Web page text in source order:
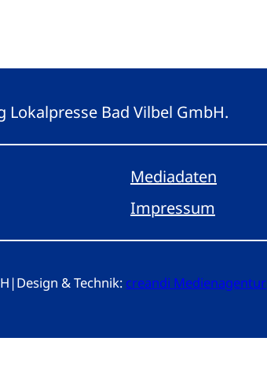
Lokalpresse Bad Vilbel GmbH.
Mediadaten
Impressum
|Design & Technik: creandi Medienagentur